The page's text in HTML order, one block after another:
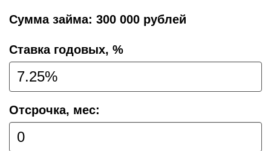
Сумма займа: 300 000 рублей
Cтавка годовых, %
Отсрочка, мес: